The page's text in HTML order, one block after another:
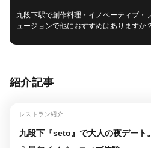
九段下駅で創作料理・イノベーティブ・
ュージョンで他におすすめはありますか？
紹介記事
レストラン紹介
九段下『seto』で大人の夜デート